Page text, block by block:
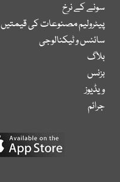
سونے کے نرخ
پیٹرولیم مصنوعات کی قیمتیں
سائنس و ٹیکنالوجی
بلاگ
بزنس
ویڈیوز
جرائم